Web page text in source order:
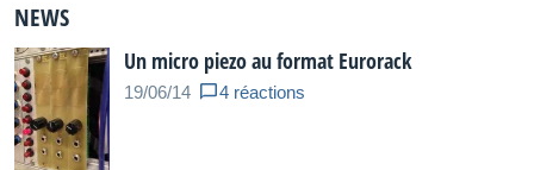
NEWS
Un micro piezo au format Eurorack
19/06/14 4 réactions